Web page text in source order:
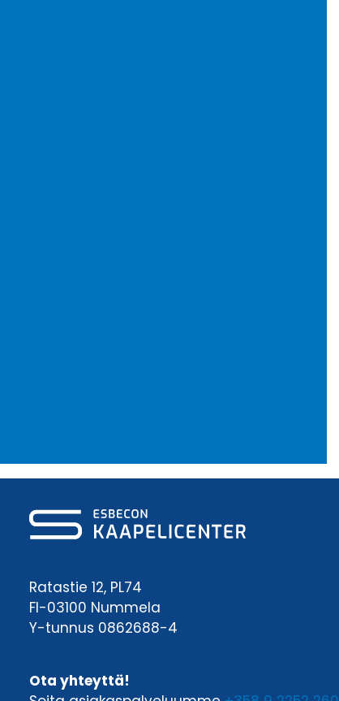
Ratastie 12, PL74
FI-03100 Nummela
Y-tunnus 0862688-4
Ota yhteyttä!